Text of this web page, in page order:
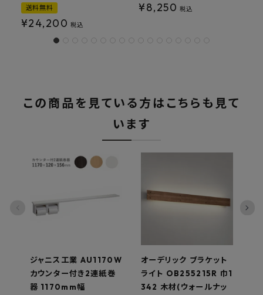
送料無料
¥24,200 税込
¥8,250 税込
この商品を見ている方はこちらも見て
います
ジャニス工業 AU1170W
カウンター付き2連紙巻
器 1170mm幅
オーデリック ブラケット
ライト OB255215R 巾1
342 木材(ウォールナッ